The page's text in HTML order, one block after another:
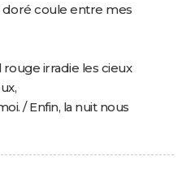
doré coule entre mes
rouge irradie les cieux
/ Enfin, la nuit nous